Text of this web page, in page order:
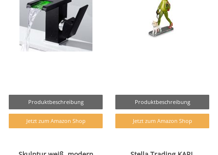
Produktbeschreibung
Jetzt zum Amazon Shop
Produktbeschreibung
Jetzt zum Amazon Shop